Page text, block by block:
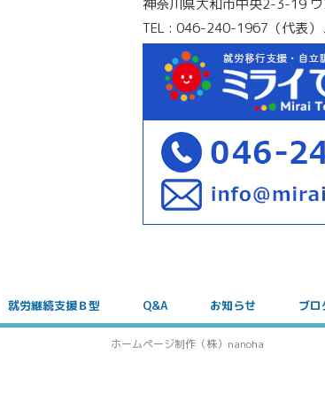
神奈川県大和市中央2-3-19
TEL : 046-240-1967（代表
就労継続支援Ｂ型 Q&A お知らせ ブロ
ホームページ制作（株）nanoha